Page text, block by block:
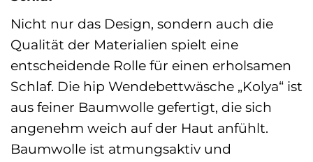
Nicht nur das Design, sondern auch die
Qualität der Materialien spielt eine
entscheidende Rolle für einen erholsamen
Schlaf. Die hip Wendebettwäsche „Kolya“ ist
aus feiner Baumwolle gefertigt, die sich
angenehm weich auf der Haut anfühlt.
Baumwolle ist atmungsaktiv und